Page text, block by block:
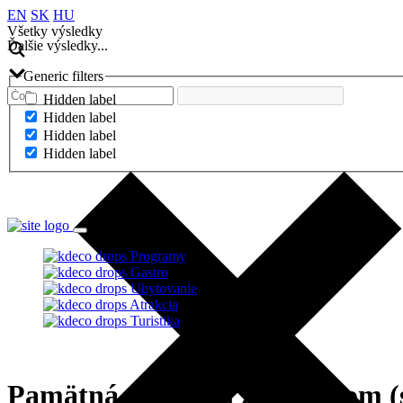
EN SK HU
Všetky výsledky
Ďalšie výsledky...
Generic filters
Hidden label
Hidden label
Hidden label
Hidden label
Ďalšie výsledky...
Programy
Gastro
Ubytovanie
Atrakcia
Turistika
Pamätná stena pri zajateckom